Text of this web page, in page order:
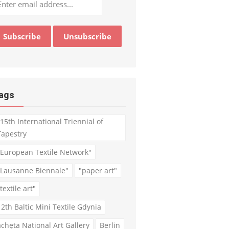
International Triennial of
Textile Network"
Biennale"
"paper art"
art"
Baltic Mini Textile Gdynia
National Art Gallery
Berlin